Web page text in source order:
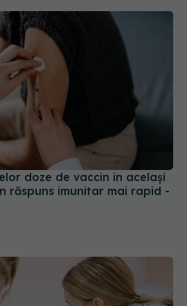
doze de vaccin în acelaşi
răspuns imunitar mai rapid -